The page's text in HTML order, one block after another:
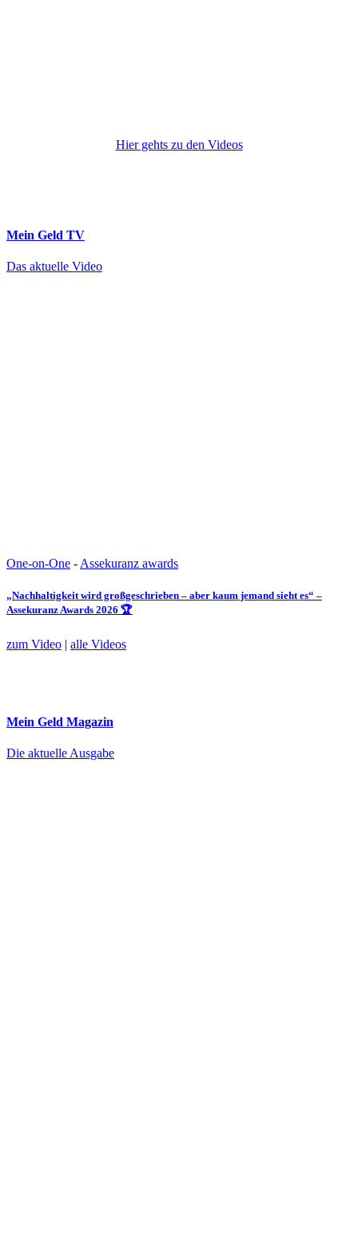
Hier gehts zu den Videos
Mein Geld TV
Das aktuelle Video
One-on-One -Assekuranz awards
„Nachhaltigkeit wird großgeschrieben – aber kaum jemand sieht es“ –
Assekuranz Awards 2026 🏆
zum Video | alle Videos
Mein Geld Magazin
Die aktuelle Ausgabe